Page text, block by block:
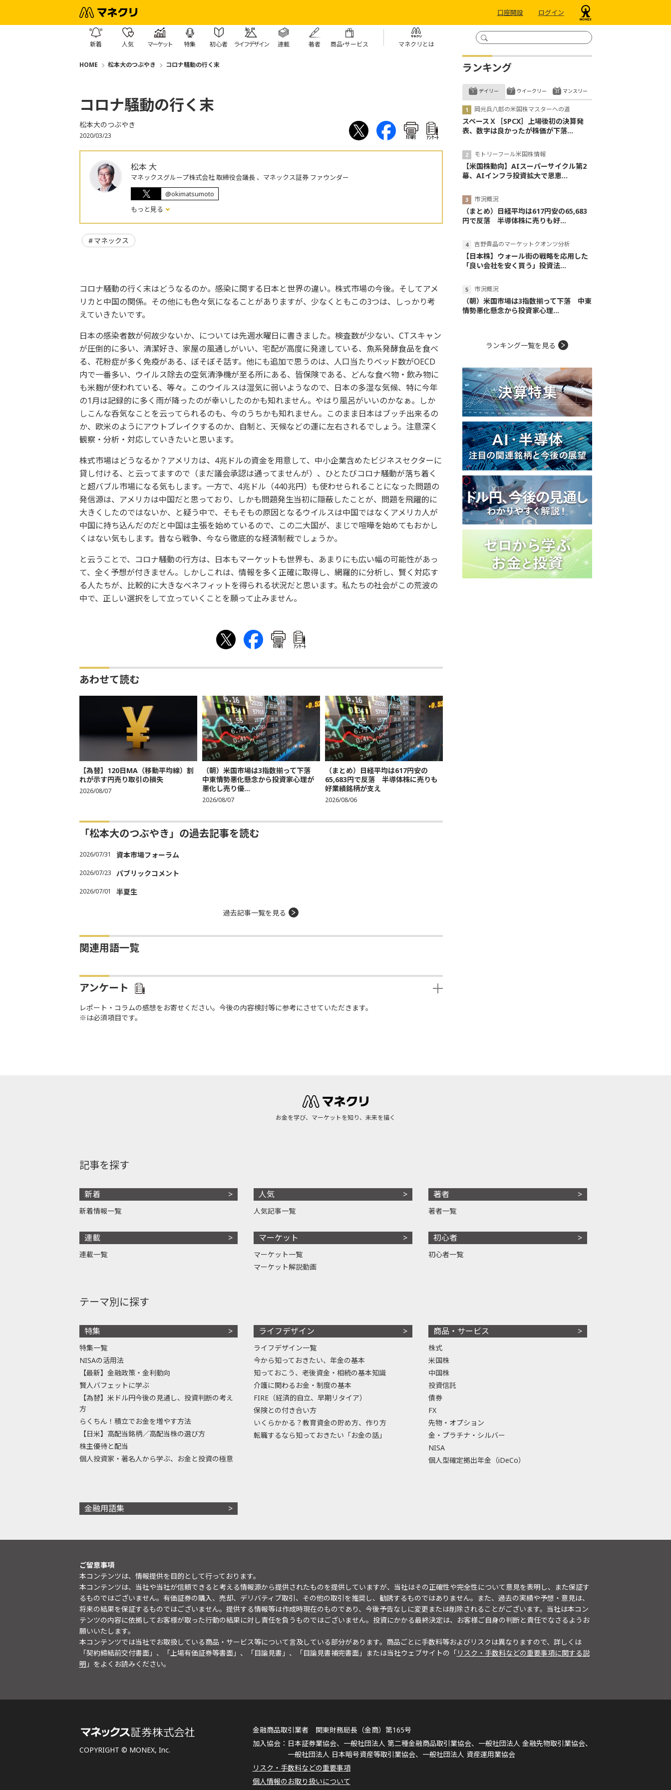
口座開設 ログイン
新着 人気 マーケット 特集 初心者 ライフデザイン 連載 著者 商品・サービス マネクリとは
HOME 松本大のつぶやき コロナ騒動の行く末
コロナ騒動の行く末
松本大のつぶやき
2020/03/23 印刷 ｱﾝｹｰﾄ
松本 大
マネックスグループ株式会社 取締役会議長 、マネックス証券 ファウンダー
@okimatsumoto
もっと見る
マネックス
コロナ騒動の行く末はどうなるのか。感染に関する日本と世界の違い。株式市場の今後。そしてアメ
リカと中国の関係。その他にも色々気になることがありますが、少なくともこの3つは、しっかり考
えていきたいです。
日本の感染者数が何故少ないか、については先週水曜日に書きました。検査数が少ない、CTスキャン
が圧倒的に多い、清潔好き、家屋の風通しがいい、宅配が高度に発達している、魚系発酵食品を食べ
る、花粉症が多く免疫がある、ぼそぼそ話す。他にも追加で思うのは、人口当たりベッド数がOECD
内で一番多い、ウイルス除去の空気清浄機が至る所にある、皆保険である、どんな食べ物・飲み物に
も米麹が使われている、等々。このウイルスは湿気に弱いようなので、日本の多湿な気候、特に今年
の1月は記録的に多く雨が降ったのが幸いしたのかも知れません。やはり風呂がいいのかなぁ。しか
しこんな呑気なことを云ってられるのも、今のうちかも知れません。このまま日本はブッチ出来るの
か、欧米のようにアウトブレイクするのか、自制と、天候などの運に左右されるでしょう。注意深く
観察・分析・対応していきたいと思います。
株式市場はどうなるか？アメリカは、4兆ドルの資金を用意して、中小企業含めたビジネスセクターに
貸し付ける、と云ってますので（まだ議会承認は通ってませんが）、ひとたびコロナ騒動が落ち着く
と超バブル市場になる気もします。一方で、4兆ドル（440兆円）も使わせられることになった問題の
発信源は、アメリカは中国だと思っており、しかも問題発生当初に隠蔽したことが、問題を飛躍的に
大きくしたのではないか、と疑う中で、そもそもの原因となるウイルスは中国ではなくアメリカ人が
中国に持ち込んだのだと中国は主張を始めているので、この二大国が、まじで喧嘩を始めてもおかし
くはない気もします。昔なら戦争、今なら徹底的な経済制裁でしょうか。
と云うことで、コロナ騒動の行方は、日本もマーケットも世界も、あまりにも広い幅の可能性があっ
て、全く予想が付きません。しかしこれは、情報を多く正確に取得し、網羅的に分析し、賢く対応す
る人たちが、比較的に大きなベネフィットを得られる状況だと思います。私たちの社会がこの荒波の
中で、正しい選択をして立っていくことを願って止みません。
印刷 ｱﾝｹｰﾄ
あわせて読む
【為替】120日MA（移動平均線）割
れが示す円売り取引の損失
2026/08/07
（朝）米国市場は3指数揃って下落
中東情勢悪化懸念から投資家心理が
悪化し売り優...
2026/08/07
（まとめ）日経平均は617円安の
65,683円で反落 半導体株に売りも
好業績銘柄が支え
2026/08/06
「松本大のつぶやき」の過去記事を読む
2026/07/31 資本市場フォーラム
2026/07/23 パブリックコメント
2026/07/01 半夏生
過去記事一覧を見る
関連用語一覧
アンケート
レポート・コラムの感想をお寄せください。今後の内容検討等に参考にさせていただきます。
※は必須項目です。
ランキング
デイリー
岡元兵八郎の米国株マスターへの道
スペースＸ［SPCX］上場後初の決算発
表、数字は良かったが株価が下落...
モトリーフール米国株情報
【米国株動向】AIスーパーサイクル第2
幕、AIインフラ投資拡大で恩恵...
市況概況
（まとめ）日経平均は617円安の65,683
円で反落 半導体株に売りも好...
吉野貴晶のマーケットクオンツ分析
【日本株】ウォール街の戦略を応用した
「良い会社を安く買う」投資法...
市況概況
（朝）米国市場は3指数揃って下落 中東
情勢悪化懸念から投資家心理...
ウイークリー マンスリー
ランキング一覧を見る
お金を学び、マーケットを知り、未来を描く
記事を探す
新着
新着情報一覧
連載
連載一覧
人気
人気記事一覧
マーケット
マーケット一覧
マーケット解説動画
著者
著者一覧
初心者
初心者一覧
テーマ別に探す
特集
特集一覧
NISAの活用法
【最新】金融政策・金利動向
賢人バフェットに学ぶ
【為替】米ドル円今後の見通し、投資判断の考え
方
らくちん！積立でお金を増やす方法
【日米】高配当銘柄／高配当株の選び方
株主優待と配当
個人投資家・著名人から学ぶ、お金と投資の極意
ライフデザイン
ライフデザイン一覧
今から知っておきたい、年金の基本
知っておこう、老後資金・相続の基本知識
介護に関わるお金・制度の基本
FIRE（経済的自立、早期リタイア）
保険との付き合い方
いくらかかる？教育資金の貯め方、作り方
転職するなら知っておきたい「お金の話」
商品・サービス
株式
米国株
中国株
投資信託
債券
FX
先物・オプション
金・プラチナ・シルバー
NISA
個人型確定拠出年金（iDeCo）
金融用語集
ご留意事項
本コンテンツは、情報提供を目的として行っております。
本コンテンツは、当社や当社が信頼できると考える情報源から提供されたものを提供していますが、当社はその正確性や完全性について意見を表明し、また保証す
るものではございません。有価証券の購入、売却、デリバティブ取引、その他の取引を推奨し、勧誘するものではありません。また、過去の実績や予想・意見は、
将来の結果を保証するものではございません。提供する情報等は作成時現在のものであり、今後予告なしに変更または削除されることがございます。当社は本コン
テンツの内容に依拠してお客様が取った行動の結果に対し責任を負うものではございません。投資にかかる最終決定は、お客様ご自身の判断と責任でなさるようお
願いいたします。
本コンテンツでは当社でお取扱している商品・サービス等について言及している部分があります。商品ごとに手数料等およびリスクは異なりますので、詳しくは
「契約締結前交付書面」、「上場有価証券等書面」、「目論見書」、「目論見書補完書面」または当社ウェブサイトの「リスク・手数料などの重要事項に関する説
明 」をよくお読みください。
COPYRIGHT © MONEX, Inc.
金融商品取引業者 関東財務局長（金商）第165号
日本証券業協会、一般社団法人 第二種金融商品取引業協会、一般社団法人 金融先物取引業協会、
一般社団法人 日本暗号資産等取引業協会、一般社団法人 資産運用業協会
リスク・手数料などの重要事項
個人情報のお取り扱いについて